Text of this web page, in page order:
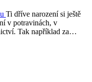
Ti dříve narození si ještě
v potravinách, v
Tak například za…